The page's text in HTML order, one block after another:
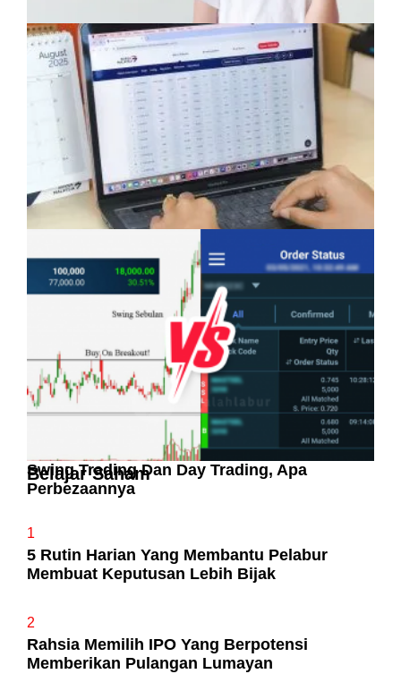
Anak Mampu Menguasai Dua atau Tiga
Bahasa: Kelebihan Yang Semakin Dicari
Pelaburan Saham Bukan Untuk Mereka Yang
Suka ‘Stress’
Swing Trading Dan Day Trading, Apa
Perbezaannya
Belajar Saham
1
5 Rutin Harian Yang Membantu Pelabur
Membuat Keputusan Lebih Bijak
2
Rahsia Memilih IPO Yang Berpotensi
Memberikan Pulangan Lumayan